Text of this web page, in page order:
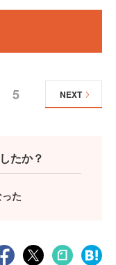
5 NEXT
たか？
た